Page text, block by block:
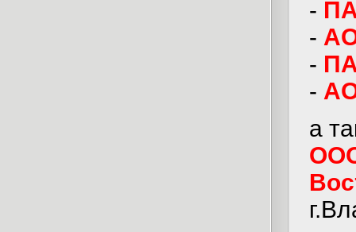
-
-
-
-
а